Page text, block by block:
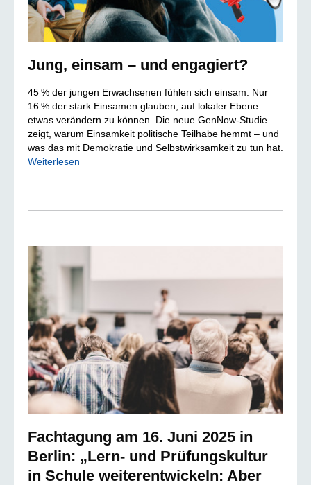
Jung, einsam – und engagiert?
45 % der jungen Erwachsenen fühlen sich einsam. Nur
16 % der stark Einsamen glauben, auf lokaler Ebene
etwas verändern zu können. Die neue GenNow-Studie
zeigt, warum Einsamkeit politische Teilhabe hemmt – und
was das mit Demokratie und Selbstwirksamkeit zu tun hat.
Weiterlesen
Fachtagung am 16. Juni 2025 in
Berlin: „Lern- und Prüfungskultur
in Schule weiterentwickeln: Aber